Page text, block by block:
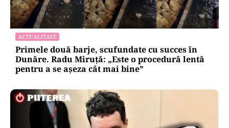
ACTUALITATE
Primele două barje, scufundate cu succes în
Dunăre. Radu Miruță: „Este o procedură lentă
pentru a se așeza cât mai bine”